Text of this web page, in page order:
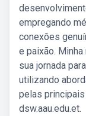
empregando
conexões
e paixão.
sua jornada
utilizando
pelas
dsw.aau.edu.et.